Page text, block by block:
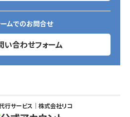
ムでのお問合せ
い合わせフォーム
行サービス｜株式会社リコ